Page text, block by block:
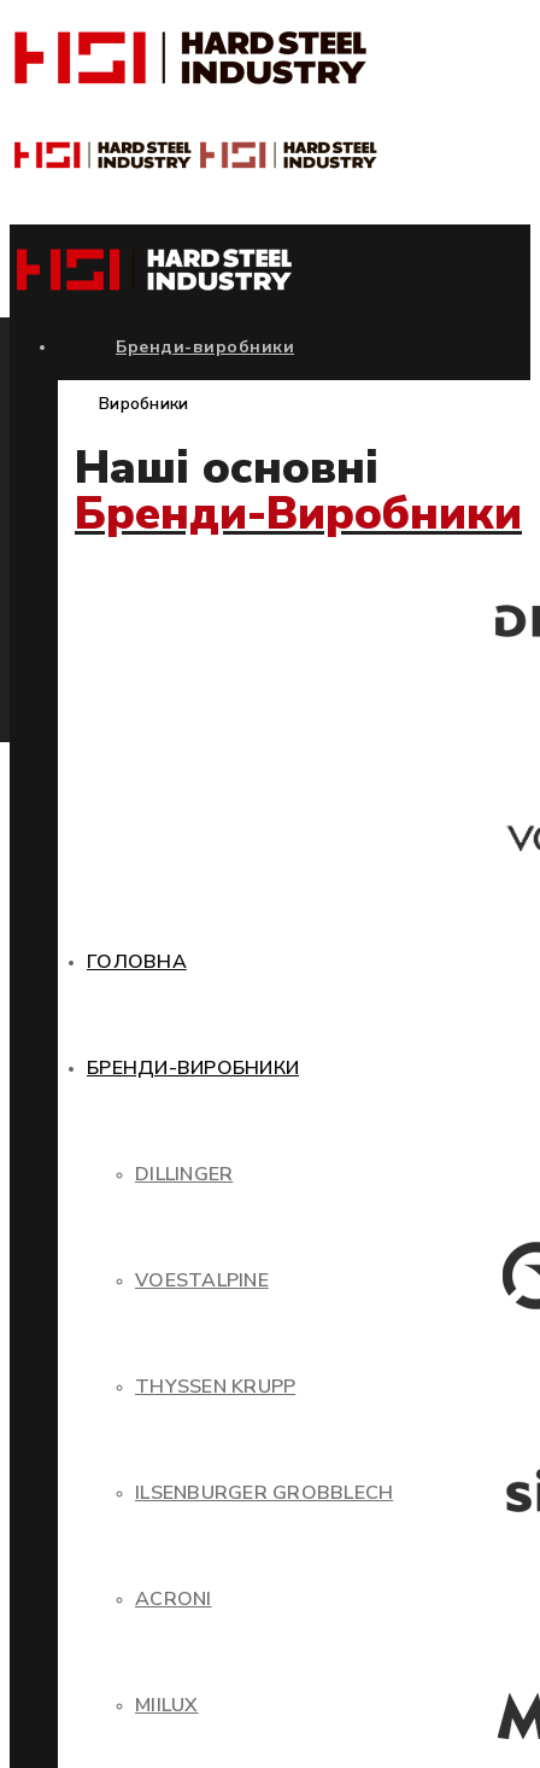
ГОЛОВНА
БРЕНДИ-ВИРОБНИКИ
DILLINGER
VOESTALPINE
THYSSEN KRUPP
ILSENBURGER GROBBLECH
ACRONI
MIILUX
Бренди-виробники
Виробники
Наші основні
Бренди-Виробники